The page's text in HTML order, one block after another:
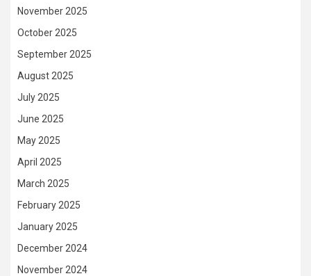
November 2025
October 2025
September 2025
August 2025
July 2025
June 2025
May 2025
April 2025
March 2025
February 2025
January 2025
December 2024
November 2024